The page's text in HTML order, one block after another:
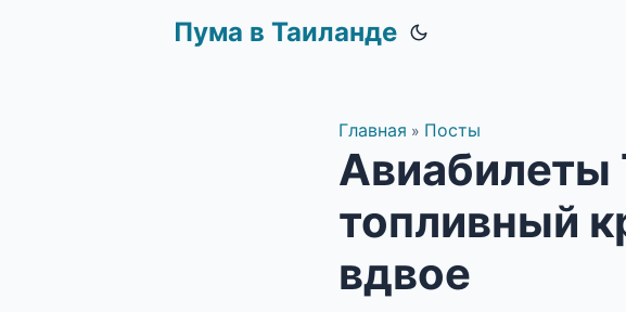
Пума в Таиланде
Главная » Посты
Авиабилеты
топливный
вдвое